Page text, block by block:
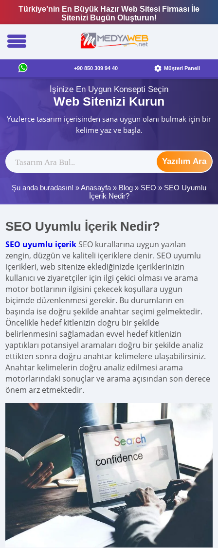
Türkiye'nin En Büyük Hazır Web Sitesi Firması İle
Sitenizi Bugün Oluşturun!
+90 850 309 94 40 Müşteri Paneli
İşinize En Uygun Konsepti Seçin
Web Sitenizi Kurun
Yüzlerce tasarım içerisinden sana uygun olanı bulmak için bir
kelime yaz ve başla.
Yazılım Ara
Şu anda buradasın! »Anasayfa » Blog » SEO » SEO Uyumlu
İçerik Nedir?
SEO Uyumlu İçerik Nedir?
SEO uyumlu içerik SEO kurallarına uygun yazılan
zengin, düzgün ve kaliteli içeriklere denir. SEO uyumlu
içerikleri, web sitenize eklediğinizde içeriklerinizin
kullanıcı ve ziyaretçiler için ilgi çekici olması ve arama
motor botlarının ilgisini çekecek koşullara uygun
biçimde düzenlenmesi gerekir. Bu durumların en
başında ise doğru şekilde anahtar seçimi gelmektedir.
Öncelikle hedef kitlenizin doğru bir şekilde
belirlenmesini sağlamadan evvel hedef kitlenizin
yaptıkları potansiyel aramaları doğru bir şekilde analiz
ettikten sonra doğru anahtar kelimelere ulaşabilirsiniz.
Anahtar kelimelerin doğru analiz edilmesi arama
motorlarındaki sonuçlar ve arama açısından son derece
önem arz etmektedir.